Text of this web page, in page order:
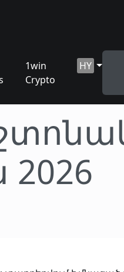
1win
Crypto
HY
2026